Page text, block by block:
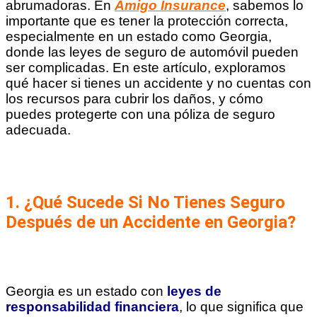
abrumadoras. En Amigo Insurance, sabemos lo
importante que es tener la protección correcta,
especialmente en un estado como Georgia,
donde las leyes de seguro de automóvil pueden
ser complicadas. En este artículo, exploramos
qué hacer si tienes un accidente y no cuentas con
los recursos para cubrir los daños, y cómo
puedes protegerte con una póliza de seguro
adecuada.
1. ¿Qué Sucede Si No Tienes Seguro
Después de un Accidente en Georgia?
Georgia es un estado con leyes de
responsabilidad financiera, lo que significa que